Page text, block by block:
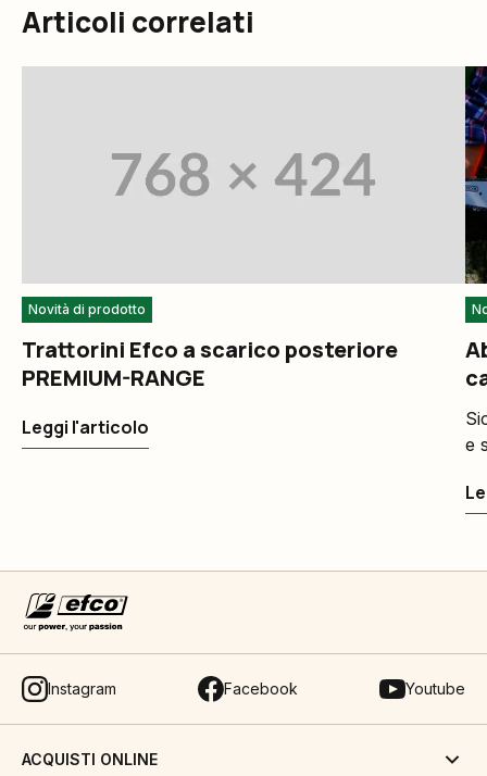
Articoli correlati
Novità di prodotto
Trattorini Efco a scarico posteriore
PREMIUM-RANGE
Leggi l'articolo
e
Instagram Facebook Youtube
ACQUISTI ONLINE